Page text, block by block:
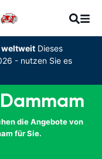
weltweitDieses
- nutzen Sie es
die Angebote von
für Sie.